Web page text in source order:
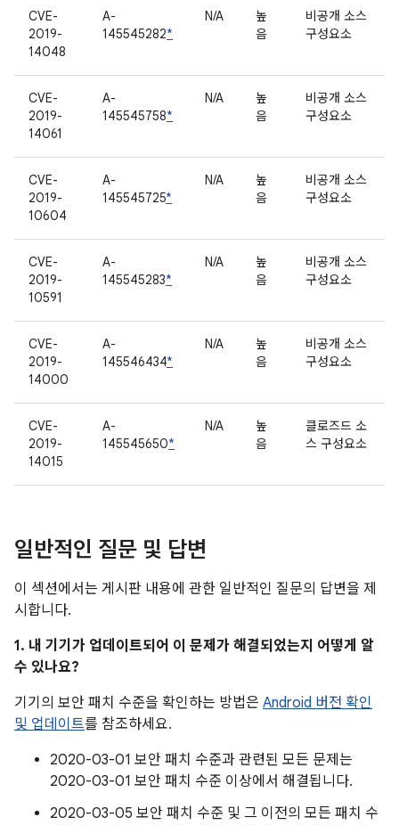
CVE-
2019-
14048
A-
145545282*
N/A
높
음
비공개 소스
구성요소
CVE-
2019-
14061
A-
145545758*
N/A
높
음
비공개 소스
구성요소
CVE-
2019-
10604
A-
145545725*
N/A
높
음
비공개 소스
구성요소
CVE-
2019-
10591
A-
145545283*
N/A
높
음
비공개 소스
구성요소
CVE-
2019-
14000
A-
145546434*
N/A
높
음
비공개 소스
구성요소
CVE-
2019-
14015
A-
145545650*
N/A
높
음
클로즈드 소
스 구성요소
일반적인 질문 및 답변
이 섹션에서는 게시판 내용에 관한 일반적인 질문의 답변을 제
시합니다.
1. 내 기기가 업데이트되어 이 문제가 해결되었는지 어떻게 알
수 있나요?
기기의 보안 패치 수준을 확인하는 방법은 Android 버전 확인
및 업데이트를 참조하세요.
2020-03-01 보안 패치 수준과 관련된 모든 문제는
2020-03-01 보안 패치 수준 이상에서 해결됩니다.
2020-03-05 보안 패치 수준 및 그 이전의 모든 패치 수